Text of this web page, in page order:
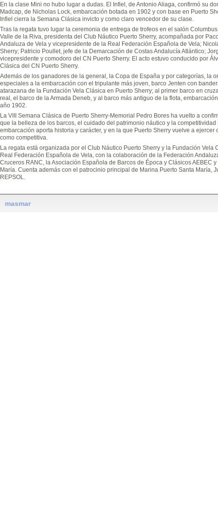
En la clase Mini no hubo lugar a dudas. El Infiel, de Antonio Aliaga, confirmó su
Madcap, de Nicholas Lock, embarcación botada en 1902 y con base en Puerto
Infiel cierra la Semana Clásica invicto y como claro vencedor de su clase.
Tras la regata tuvo lugar la ceremonia de entrega de trofeos en el salón
Valle de la Riva, presidenta del Club Náutico Puerto Sherry, acompañada por
Andaluza de Vela y vicepresidente de la Real Federación Española de Vela;
Sherry; Patricio Poullet, jefe de la Demarcación de Costas Andalucía Atlántico;
vicepresidente y comodoro del CN Puerto Sherry. El acto estuvo conducido por
Clásica del CN Puerto Sherry.
Además de los ganadores de la general, la Copa de España y por categorías, la
especiales a la embarcación con el tripulante más joven, barco Jenten con
atarazana de la Fundación Vela Clásica en Puerto Sherry; al primer barco en
real, el barco de la Armada Deneb, y al barco más antiguo de la flota,
año 1902.
La VIII Semana Clásica de Puerto Sherry-Memorial Pedro Bores ha vuelto a
que la belleza de los barcos, el cuidado del patrimonio náutico y la
embarcación aporta historia y carácter, y en la que Puerto Sherry vuelve a
como competitiva.
La regata está organizada por el Club Náutico Puerto Sherry y la Fundación
Real Federación Española de Vela, con la colaboración de la Federación
Cruceros RANC, la Asociación Española de Barcos de Época y Clásicos AEBEC
María. Cuenta además con el patrocinio principal de Marina Puerto Santa María,
REPSOL.
masmar